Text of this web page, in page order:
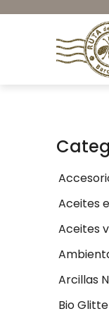
Aceites
Aceites
Arcillas
Bio